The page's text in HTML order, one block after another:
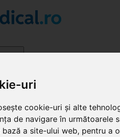
uri
cookie-uri și alte
de navigare în următoarele
a site-ului web, pentru a